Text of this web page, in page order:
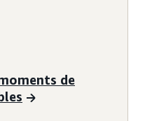
de